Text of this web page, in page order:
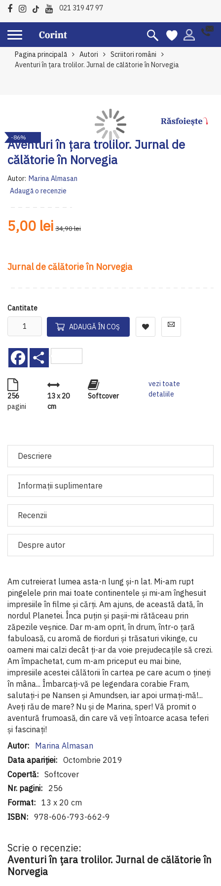
021 319 47 97
Pagina principală Autori
Scriitori români
Aventuri în țara trolilor. Jurnal de călătorie în Norvegia
Aventuri în țara trolilor. Jurnal de
călătorie în Norvegia
Autor: Marina Almasan
Adaugă o recenzie
5,00 lei 34,90 lei
Jurnal de călătorie în Norvegia
Cantitate
ADAUGĂ ÎN COȘ
Facebook
256
pagini
13 x 20
cm
Softcover
vezi toate
detaliile
to
the
end
the
images
-86%
Descriere
Informaţii suplimentare
Recenzii
Despre autor
Am cutreierat lumea asta-n lung și-n lat. Mi-am rupt
pingelele prin mai toate continentele și mi-am înghesuit
impresiile în filme și cărți. Am ajuns, de această dată, în
nordul Planetei. Înca puțin și pașii-mi rătăceau prin
zăpezile veșnice. Dar m-am oprit, în drum, într-o țară
fabuloasă, cu aromă de fiorduri și trăsaturi vikinge, cu
oameni mai calzi decât ți-ar da voie prejudecațile să crezi.
Am împachetat, cum m-am priceput eu mai bine,
impresiile acestei călătorii în cartea pe care acum o țineți
în mâna... Îmbarcați-vă pe legendara corabie Fram,
salutați-i pe Nansen și Amundsen, iar apoi urmați-mă!...
Aveți rău de mare? Nu și de Marina, sper! Vă promit o
aventură frumoasă, din care vă veți întoarce acasa teferi
și fascinați!
Informaţii
suplimentare
Marina Almasan
Octombrie 2019
Softcover
256
13 x 20 cm
978-606-793-662-9
Scrie o recenzie:
Aventuri în țara trolilor. Jurnal de călătorie în
Norvegia